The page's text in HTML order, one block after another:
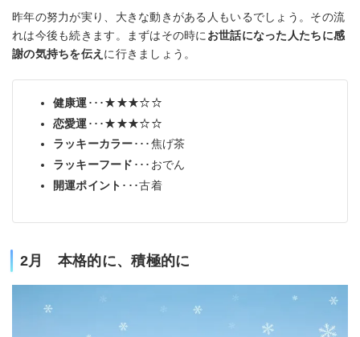
昨年の努力が実り、大きな動きがある人もいるでしょう。その流
れは今後も続きます。まずはその時にお世話になった人たちに感
謝の気持ちを伝え に行きましょう。
健康運･･･★★★☆☆
恋愛運･･･★★★☆☆
ラッキーカラー･･･焦げ茶
ラッキーフード ･･･おでん
開運ポイント ･･･古着
2月 本格的に、積極的に